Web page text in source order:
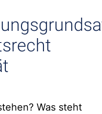
Was steht